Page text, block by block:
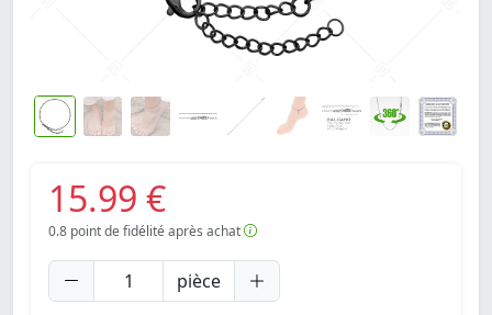
15.99 €
0.8 point de fidélité après achat
pièce